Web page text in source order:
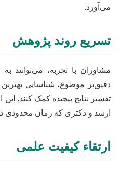
می‌آورد.
تسریع روند پژوهش
مشاوران با تجربه، می‌توانند
دقیق‌تر موضوع، شناسایی
تفسیر نتایج پیچیده کمک کنند. این
ارشد و دکتری که زمان محدودی
ارتقاء کیفیت علمی